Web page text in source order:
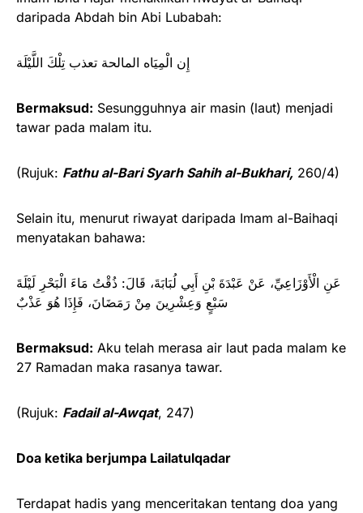
daripada Abdah bin Abi Lubabah:
إِن الْمِيَاه المالحة تعذب تِلْكَ اللَّيْلَة
Bermaksud: Sesungguhnya air masin (laut) menjadi
tawar pada malam itu.
(Rujuk: Fathu al-Bari Syarh Sahih al-Bukhari, 260/4)
Selain itu, menurut riwayat daripada Imam al-Baihaqi
menyatakan bahawa:
عَنِ الْأَوْزَاعِيِّ، عَنْ عَبْدَةَ بْنِ أَبِي لُبَابَةَ، قَالَ: ‌ذُقْتُ مَاءَ الْبَحْرِ لَيْلَةَ
سَبْعٍ وَعِشْرِينَ مِنْ رَمَضَانَ، فَإِذَا هُوَ عَذْبٌ
Bermaksud: Aku telah merasa air laut pada malam ke
27 Ramadan maka rasanya tawar.
(Rujuk: Fadail al-Awqat, 247)
Doa ketika berjumpa Lailatulqadar
Terdapat hadis yang menceritakan tentang doa yang